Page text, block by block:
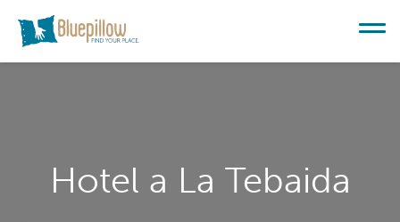
Hotel a La Tebaida